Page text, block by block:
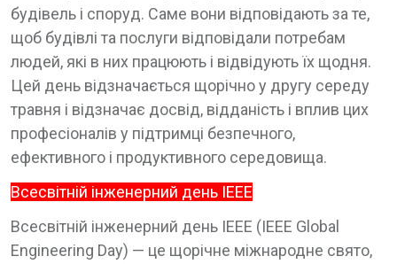
будівель і споруд. Саме вони відповідають за те,
щоб будівлі та послуги відповідали потребам
людей, які в них працюють і відвідують їх щодня.
Цей день відзначається щорічно у другу середу
травня і відзначає досвід, відданість і вплив цих
професіоналів у підтримці безпечного,
ефективного і продуктивного середовища.
Всесвітній інженерний день IEEE
Всесвітній інженерний день IEEE (IEEE Global
Engineering Day) — це щорічне міжнародне свято,